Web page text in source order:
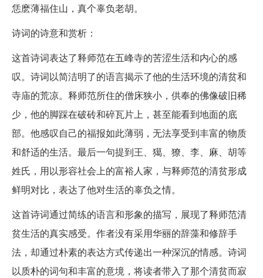
恁麽薄福住山，真个辜负老胡。
诗词的诗意和赏析：
这首诗词表达了释师范在五峰寺的苦涩生活和内心的感
叹。诗词以简洁明了的语言揭示了他的生活环境的清贫和
寺庙的荒凉。释师范所住的僧床狭小，供奉的佛像破旧稀
少，他的脚踩在破砖和碎瓦片上，甚至能看到地面的底
部。他感叹自己的福报如此薄弱，无法享受到丰富的物质
和舒适的生活。最后一句提到王、獦、獠、李、麻、胡等
姓氏，用以形容社会上的富裕人家，与释师范的清贫形成
鲜明对比，表达了他对生活的辜负之情。
这首诗词通过简练的语言和形象的描写，展现了释师范清
贫生活的真实感受。作者没有采用华丽的辞藻和修辞手
法，却通过朴素的表达方式传递出一种深沉的情感。诗词
以质朴的词句和丰富的意境，将读者带入了那个清贫而寂